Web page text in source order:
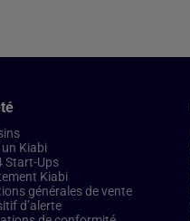
Kiabi
Start-Ups
Kiabi
générales de vente
d’alerte